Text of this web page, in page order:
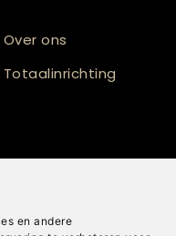
en andere
Over ons
Totaalinrichting